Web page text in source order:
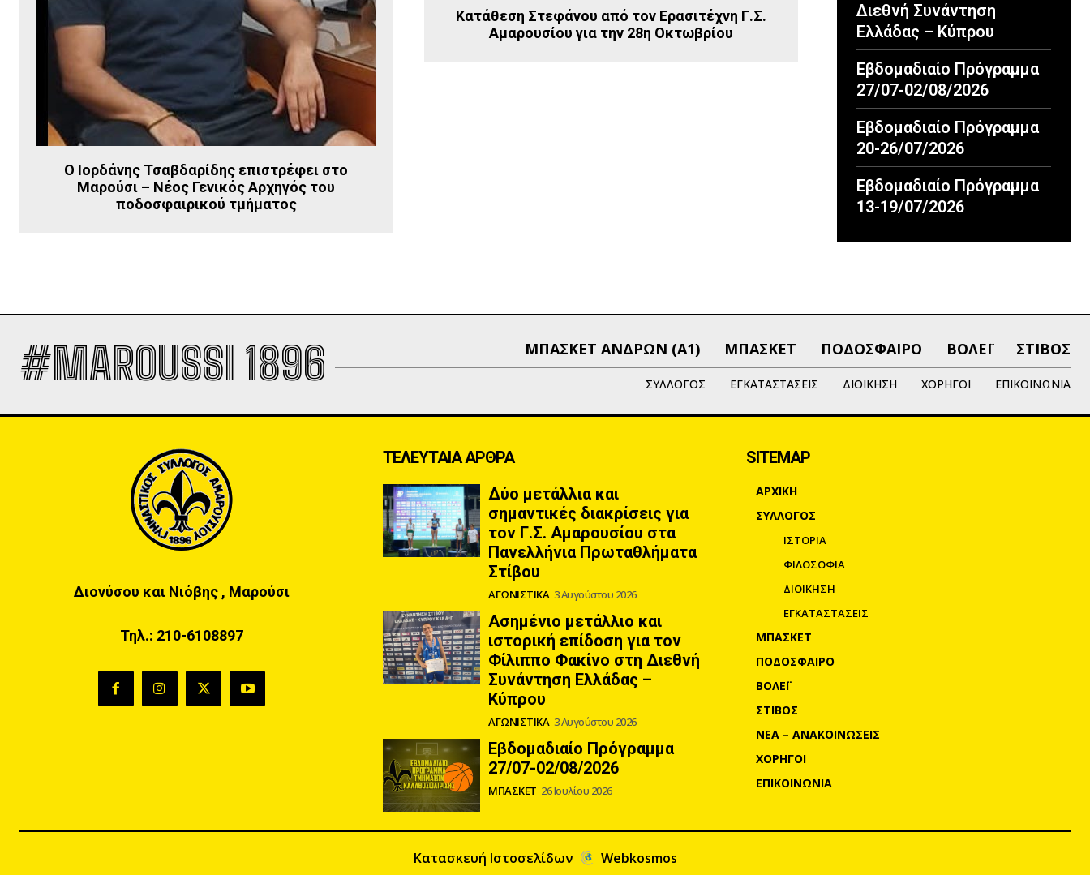
Ο Ιορδάνης Τσαβδαρίδης επιστρέφει στο
Μαρούσι – Νέος Γενικός Αρχηγός του
ποδοσφαιρικού τμήματος
Κατάθεση Στεφάνου από τον Ερασιτέχνη Γ.Σ.
Αμαρουσίου για την 28η Οκτωβρίου
Διεθνή Συνάντηση
Ελλάδας – Κύπρου
Εβδομαδιαίο Πρόγραμμα
27/07-02/08/2026
Εβδομαδιαίο Πρόγραμμα
20-26/07/2026
Εβδομαδιαίο Πρόγραμμα
13-19/07/2026
#MAROUSSI 1896 ΜΠΑΣΚΕΤ ΑΝΔΡΩΝ (Α1) ΜΠΑΣΚΕΤ ΠΟΔΟΣΦΑΙΡΟ ΒΟΛΕΪ ΣΤΙΒΟΣ
ΣΥΛΛΟΓΟΣ ΕΓΚΑΤΑΣΤΑΣΕΙΣ ΔΙΟΙΚΗΣΗ ΧΟΡΗΓΟΙ ΕΠΙΚΟΙΝΩΝΙΑ
Διονύσου και Νιόβης , Μαρούσι
Τηλ.: 210-6108897
ΤΕΛΕΥΤΑΙΑ ΑΡΘΡΑ
Δύο μετάλλια και
σημαντικές διακρίσεις για
τον Γ.Σ. Αμαρουσίου στα
Πανελλήνια Πρωταθλήματα
Στίβου
ΑΓΩΝΙΣΤΙΚΑ 3 Αυγούστου 2026
Ασημένιο μετάλλιο και
ιστορική επίδοση για τον
Φίλιππο Φακίνο στη Διεθνή
Συνάντηση Ελλάδας –
Κύπρου
ΑΓΩΝΙΣΤΙΚΑ 3 Αυγούστου 2026
Εβδομαδιαίο Πρόγραμμα
27/07-02/08/2026
ΜΠΑΣΚΕΤ 26 Ιουλίου 2026
SITEMAP
ΑΡΧΙΚΗ
ΣΥΛΛΟΓΟΣ
ΙΣΤΟΡΙΑ
ΦΙΛΟΣΟΦΙΑ
ΔΙΟΙΚΗΣΗ
ΕΓΚΑΤΑΣΤΑΣΕΙΣ
ΜΠΑΣΚΕΤ
ΠΟΔΟΣΦΑΙΡΟ
ΒΟΛΕΪ
ΣΤΙΒΟΣ
ΝΕΑ – ΑΝΑΚΟΙΝΩΣΕΙΣ
ΧΟΡΗΓΟΙ
ΕΠΙΚΟΙΝΩΝΙΑ
Κατασκευή Ιστοσελίδων Webkosmos